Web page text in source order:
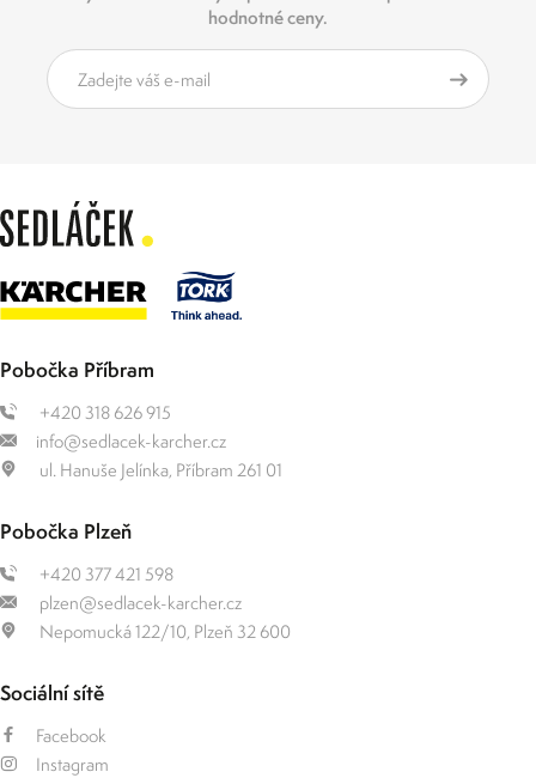
hodnotné ceny.
Pobočka Příbram
+420 318 626 915
info@sedlacek-karcher.cz
ul. Hanuše Jelínka, Příbram 261 01
Pobočka Plzeň
+420 377 421 598
plzen@sedlacek-karcher.cz
Nepomucká 122/10, Plzeň 32 600
Sociální sítě
Facebook
Instagram